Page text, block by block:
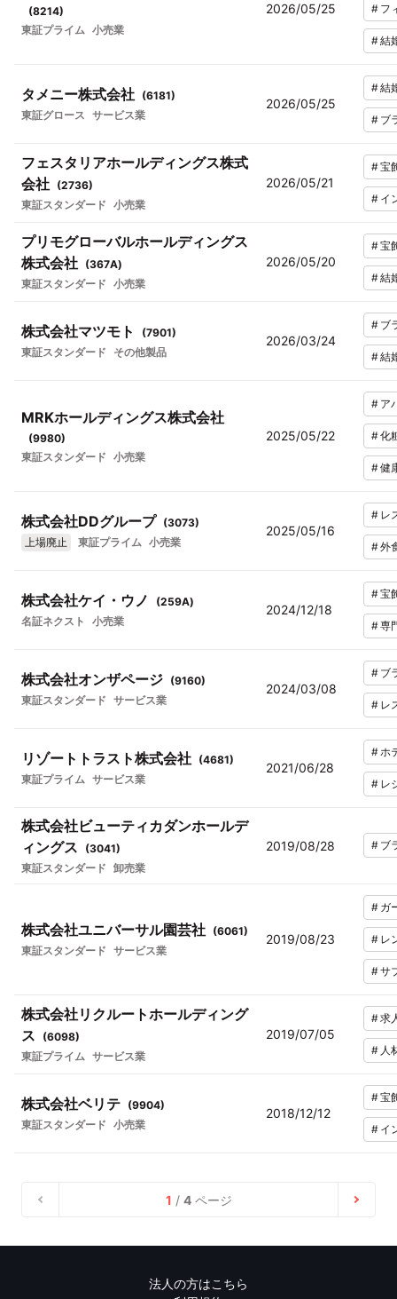
(8214)
東証プライム 小売業
2026/05/25 # フ
#結
タメニー株式会社 (6181)
東証グロース サービス業
2026/05/25
#結
# ブ
フェスタリアホールディングス株式
会社 (2736)
東証スタンダード 小売業
2026/05/21
#宝
# イ
プリモグローバルホールディングス
株式会社 (367A)
東証スタンダード 小売業
2026/05/20
#宝
#結
株式会社マツモト (7901)
東証スタンダード
その他製品
2026/03/24
# ブ
#結
MRKホールディングス株式会社
(9980)
東証スタンダード 小売業
2025/05/22
# ア
#化
#健
株式会社DDグループ (3073)
上場廃止
東証プライム 小売業
2025/05/16
# レ
#外
株式会社ケイ・ウノ (259A)
名証ネクスト
小売業
2024/12/18
#宝
#専
株式会社オンザページ (9160)
東証スタンダード サービス業
2024/03/08
# ブ
# レ
リゾートトラスト株式会社 (4681)
東証プライム サービス業
2021/06/28
#ホ
# レ
株式会社ビューティカダンホールデ
ィングス
(3041)
東証スタンダード 卸売業
2019/08/28 # ブ
株式会社ユニバーサル園芸社 (6061)
東証スタンダード サービス業
2019/08/23
# ガ
# レ
#サ
株式会社リクルートホールディング
ス
(6098)
東証プライム サービス業
2019/07/05
#求
# 人
株式会社ベリテ (9904)
東証スタンダード 小売業
2018/12/12
#宝
# イ
1 / 4ページ
法人の方はこちら